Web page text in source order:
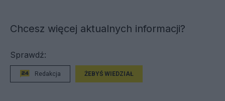
Chcesz więcej aktualnych informacji?
Sprawdź:
Redakcja ŻEBYŚ WIEDZIAŁ